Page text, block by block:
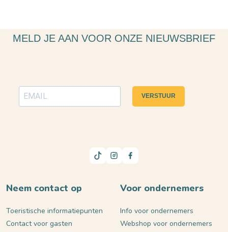
MELD JE AAN VOOR ONZE NIEUWSBRIEF
VERSTUUR
Neem contact op
Toeristische informatiepunten
Contact voor gasten
Voor ondernemers
Info voor ondernemers
Webshop voor ondernemers